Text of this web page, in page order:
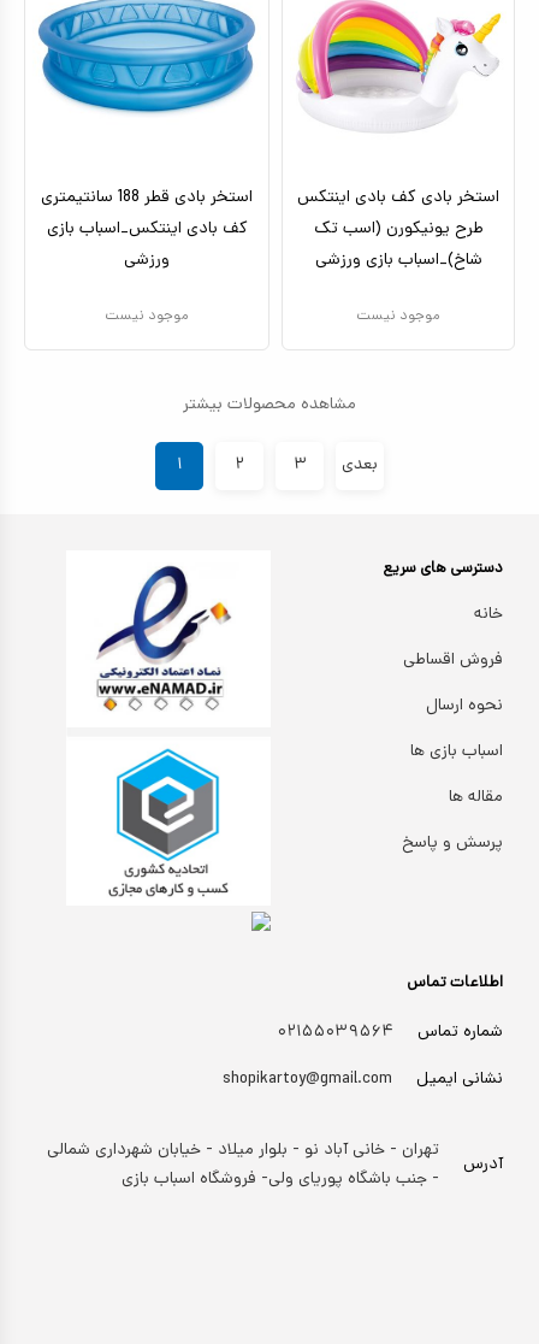
استخر بادی کف بادی اینتکس
طرح یونیکورن (اسب تک
شاخ)_اسباب بازی ورزشی
موجود نیست
استخر بادی قطر 188 سانتیمتری
کف بادی اینتکس_اسباب بازی
ورزشی
موجود نیست
مشاهده محصولات بیشتر
۱ ۲ ۳ بعدی
اطلاعات تماس
شماره تماس
۰۲۱۵۵۰۳۹۵۶۴
نشانی ایمیل
shopikartoy@gmail.com
آدرس
تهران - خانی آباد نو - بلوار میلاد - خیابان شهرداری شمالی
- جنب باشگاه پوریای ولی- فروشگاه اسباب بازی
دسترسی های سریع
خانه
فروش اقساطی
نحوه ارسال
اسباب بازی ها
مقاله ها
پرسش و پاسخ